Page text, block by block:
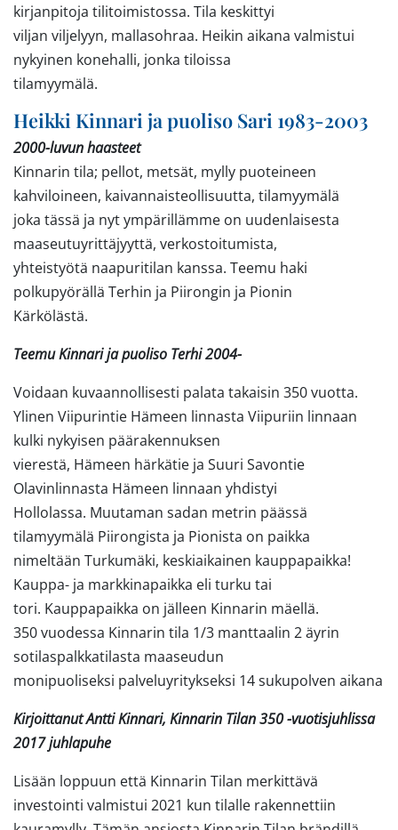
kirjanpitoja tilitoimistossa. Tila keskittyi
viljan viljelyyn, mallasohraa. Heikin aikana valmistui
nykyinen konehalli, jonka tiloissa
tilamyymälä.
Heikki Kinnari ja puoliso Sari 1983-2003
2000-luvun haasteet
Kinnarin tila; pellot, metsät, mylly puoteineen
kahviloineen, kaivannaisteollisuutta, tilamyymälä
joka tässä ja nyt ympärillämme on uudenlaisesta
maaseutuyrittäjyyttä, verkostoitumista,
yhteistyötä naapuritilan kanssa. Teemu haki
polkupyörällä Terhin ja Piirongin ja Pionin
Kärkölästä.
Teemu Kinnari ja puoliso Terhi 2004-
Voidaan kuvaannollisesti palata takaisin 350 vuotta.
Ylinen Viipurintie Hämeen linnasta Viipuriin linnaan
kulki nykyisen päärakennuksen
vierestä, Hämeen härkätie ja Suuri Savontie
Olavinlinnasta Hämeen linnaan yhdistyi
Hollolassa. Muutaman sadan metrin päässä
tilamyymälä Piirongista ja Pionista on paikka
nimeltään Turkumäki, keskiaikainen kauppapaikka!
Kauppa- ja markkinapaikka eli turku tai
tori. Kauppapaikka on jälleen Kinnarin mäellä.
350 vuodessa Kinnarin tila 1/3 manttaalin 2 äyrin
sotilaspalkkatilasta maaseudun
monipuoliseksi palveluyritykseksi 14 sukupolven aikana
Kirjoittanut Antti Kinnari, Kinnarin Tilan 350 -vuotisjuhlissa
2017 juhlapuhe
Lisään loppuun että Kinnarin Tilan merkittävä
investointi valmistui 2021 kun tilalle rakennettiin